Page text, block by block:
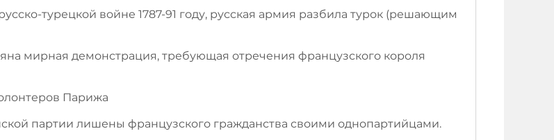
турецкой войне 1787-91 году, русская армия разбила турок (решающим
мирная демонстрация, требующая отречения французского короля
Парижа
партии лишены французского гражданства своими однопартийцами.